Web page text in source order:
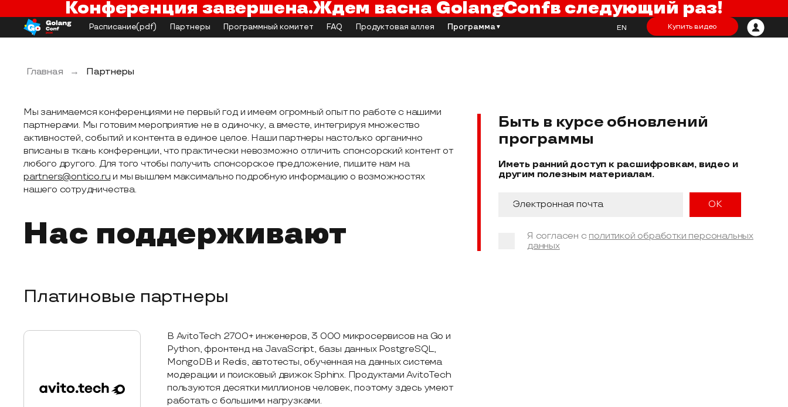
Конференция завершена.Ждем васна GolangConfв следующий раз!
Расписание(pdf) Партнеры Программный комитет FAQ Продуктовая аллея Программа▼ EN Купить видео
Главная → Партнеры
Мы занимаемся конференциями не первый год и имеем огромный опыт по работе с нашими
партнерами. Мы готовим мероприятие не в одиночку, а вместе, интегрируя множество
активностей, событий и контента в единое целое. Наши партнеры настолько органично
вписаны в ткань конференции, что практически невозможно отличить спонсорский контент от
любого другого. Для того чтобы получить спонсорское предложение, пишите нам на
partners@ontico.ru и мы вышлем максимально подробную информацию о возможностях
нашего сотрудничества.
Нас поддерживают
Платиновые партнеры
В AvitoTech 2700+ инженеров, 3 000 микросервисов на Go и
Python, фронтенд на JavaScript, базы данных PostgreSQL,
MongoDB и Redis, автотесты, обученная на данных система
модерации и поисковый движок Sphinx. Продуктами AvitoTech
пользуются десятки миллионов человек, поэтому здесь умеют
работать с большими нагрузками.
Быть в курсе обновлений
программы
Иметь ранний доступ к расшифровкам, видео и
другим полезным материалам.
Я согласен с политикой обработки персональных
данных